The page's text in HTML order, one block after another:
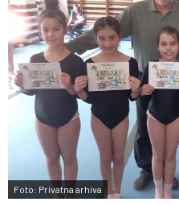
Foto: Privatna arhiva